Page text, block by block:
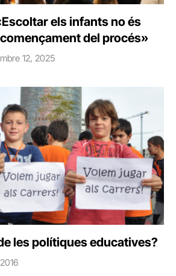
els infants no és
del procés»
12, 2025
les polítiques educatives?